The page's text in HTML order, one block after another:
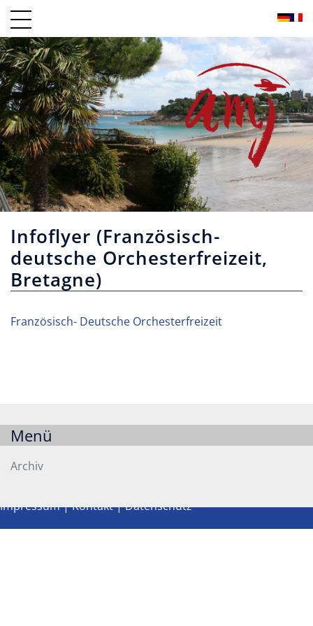
Zum
Inhalt
springen
Infoflyer (Französisch-
deutsche Orchesterfreizeit,
Bretagne)
Französisch- Deutsche Orchesterfreizeit
Menü
Archiv
Impressum|Kontakt|Datenschutz